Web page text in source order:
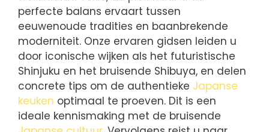
perfecte balans ervaart tussen
eeuwenoude tradities en baanbrekende
moderniteit. Onze ervaren gidsen leiden u
door iconische wijken als het futuristische
Shinjuku en het bruisende Shibuya, en delen
concrete tips om de authentieke Japanse
keuken optimaal te proeven. Dit is een
ideale kennismaking met de bruisende